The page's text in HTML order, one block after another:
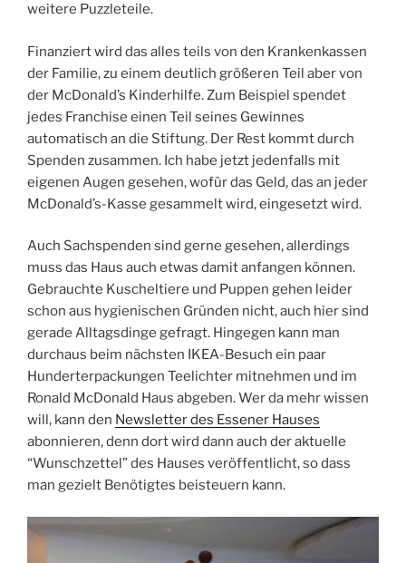
weitere Puzzleteile.
Finanziert wird das alles teils von den Krankenkassen
der Familie, zu einem deutlich größeren Teil aber von
der McDonald’s Kinderhilfe. Zum Beispiel spendet
jedes Franchise einen Teil seines Gewinnes
automatisch an die Stiftung. Der Rest kommt durch
Spenden zusammen. Ich habe jetzt jedenfalls mit
eigenen Augen gesehen, wofür das Geld, das an jeder
McDonald’s-Kasse gesammelt wird, eingesetzt wird.
Auch Sachspenden sind gerne gesehen, allerdings
muss das Haus auch etwas damit anfangen können.
Gebrauchte Kuscheltiere und Puppen gehen leider
schon aus hygienischen Gründen nicht, auch hier sind
gerade Alltagsdinge gefragt. Hingegen kann man
durchaus beim nächsten IKEA-Besuch ein paar
Hunderterpackungen Teelichter mitnehmen und im
Ronald McDonald Haus abgeben. Wer da mehr wissen
will, kann den Newsletter des Essener Hauses
abonnieren, denn dort wird dann auch der aktuelle
“Wunschzettel” des Hauses veröffentlicht, so dass
man gezielt Benötigtes beisteuern kann.